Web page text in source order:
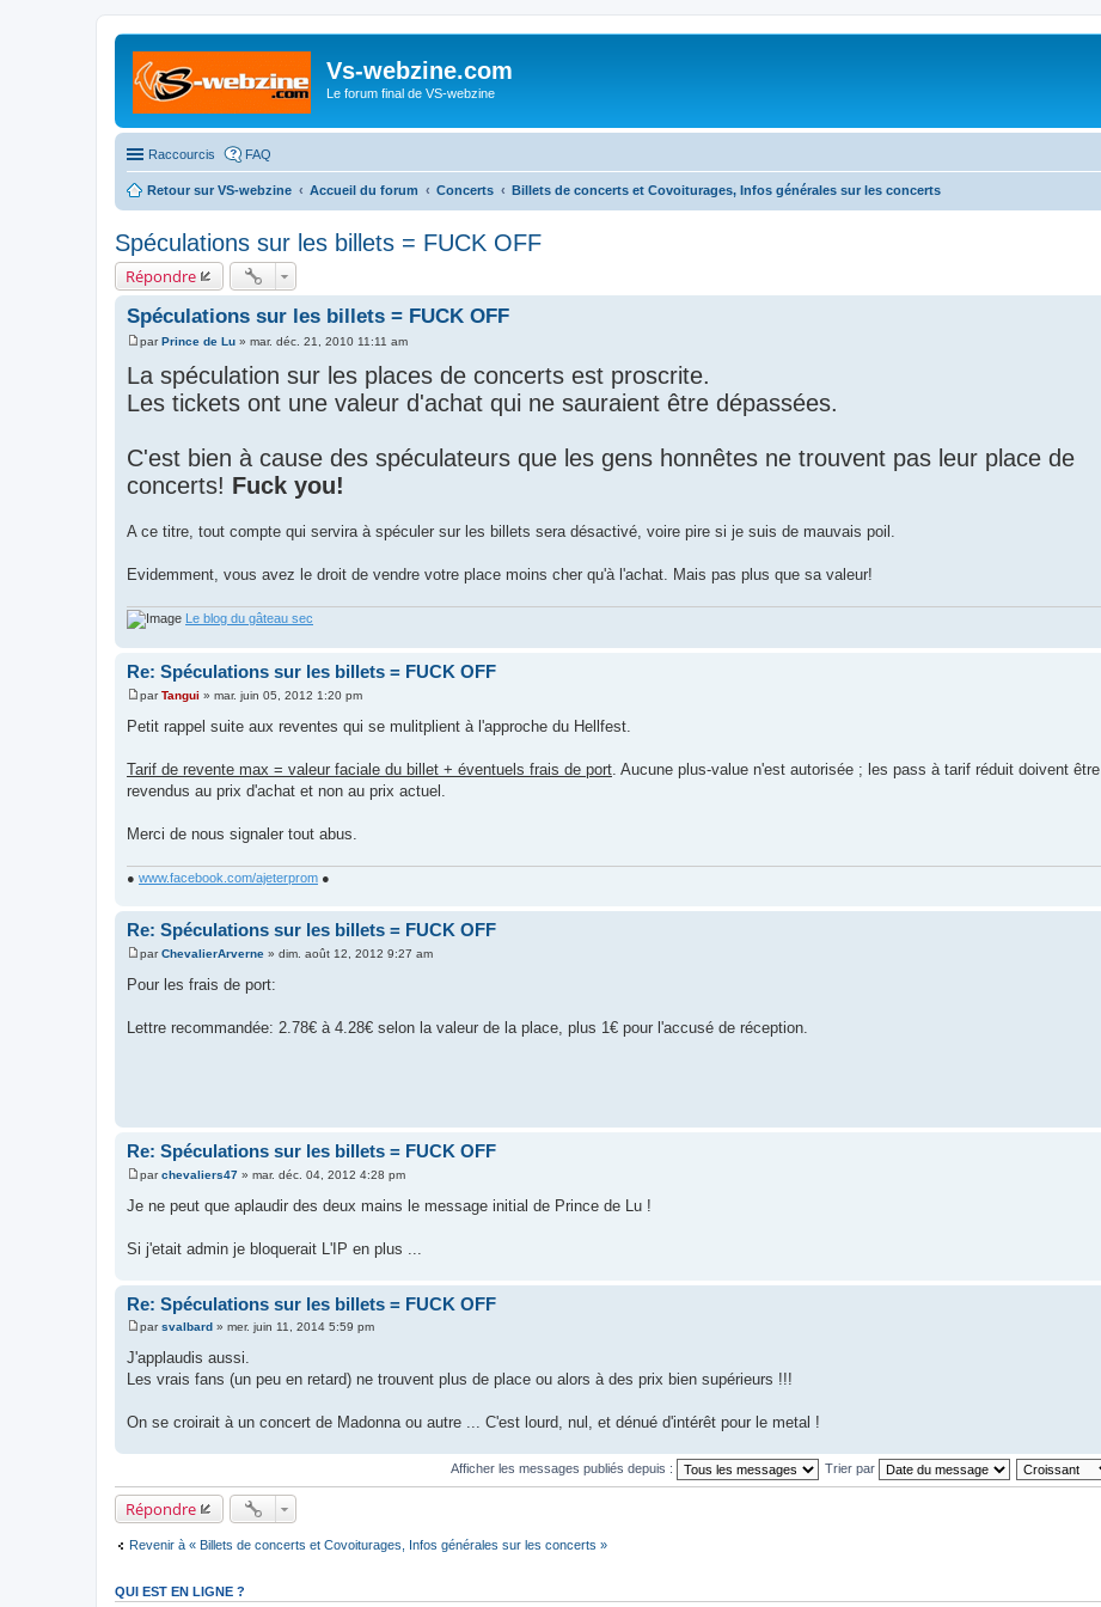
Vs-webzine.com
Le forum final de VS-webzine
Raccourcis FAQ
Retour sur VS-webzine Accueil du forum Concerts Billets de concerts et Covoiturages, Infos générales sur les concerts
Spéculations sur les billets = FUCK OFF
Répondre
Spéculations sur les billets = FUCK OFF
M
s
a
parPrince de Lu » mar. déc. 21, 2010 11:11 am
La spéculation sur les places de concerts est proscrite.
Les tickets ont une valeur d'achat qui ne sauraient être dépassées.
C'est bien à cause des spéculateurs que les gens honnêtes ne trouvent pas leur place de
concerts! Fuck you!
A ce titre, tout compte qui servira à spéculer sur les billets sera désactivé, voire pire si je suis de mauvais poil.
Evidemment, vous avez le droit de vendre votre place moins cher qu'à l'achat. Mais pas plus que sa valeur!
Le blog du gâteau sec
Re: Spéculations sur les billets = FUCK OFF
M
s
g
e
parTangui » mar. juin 05, 2012 1:20 pm
Petit rappel suite aux reventes qui se mulitplient à l'approche du Hellfest.
Tarif de revente max = valeur faciale du billet + éventuels frais de port . Aucune plus-value n'est autorisée ; les pass à tarif réduit doivent être
revendus au prix d'achat et non au prix actuel.
Merci de nous signaler tout abus.
● www.facebook.com/ajeterprom ●
Re: Spéculations sur les billets = FUCK OFF
M
s
a
g
parChevalierArverne » dim. août 12, 2012 9:27 am
Pour les frais de port:
Lettre recommandée: 2.78€ à 4.28€ selon la valeur de la place, plus 1€ pour l'accusé de réception.
Re: Spéculations sur les billets = FUCK OFF
M
s
a
g
parchevaliers47 » mar. déc. 04, 2012 4:28 pm
Je ne peut que aplaudir des deux mains le message initial de Prince de Lu !
Si j'etait admin je bloquerait L'IP en plus ...
Re: Spéculations sur les billets = FUCK OFF
e
s
s
e
parsvalbard » mer. juin 11, 2014 5:59 pm
J'applaudis aussi.
Les vrais fans (un peu en retard) ne trouvent plus de place ou alors à des prix bien supérieurs !!!
On se croirait à un concert de Madonna ou autre ... C'est lourd, nul, et dénué d'intérêt pour le metal !
Afficher les messages publiés depuis : Trier par
Répondre
Revenir à « Billets de concerts et Covoiturages, Infos générales sur les concerts »
QUI EST EN LIGNE ?